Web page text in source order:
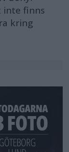
inte finns
kring